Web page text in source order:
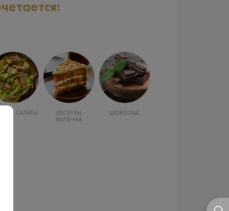
САЛАТЫ
ДЕСЕРТЫ,
ВЫПЕЧКА
ШОКОЛАД